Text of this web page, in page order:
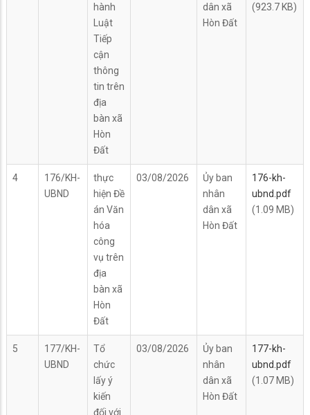
hành
Luật
Tiếp
cận
thông
tin trên
địa
bàn xã
Hòn
Đất
dân xã
Hòn Đất
(923.7 KB)
4
176/KH-
UBND
thực
hiện Đề
án Văn
hóa
công
vụ trên
địa
bàn xã
Hòn
Đất
03/08/2026
Ủy ban
nhân
dân xã
Hòn Đất
176-kh-
ubnd.pdf
(1.09 MB)
5
177/KH-
UBND
Tổ
chức
lấy ý
kiến
đối với
03/08/2026
Ủy ban
nhân
dân xã
Hòn Đất
177-kh-
ubnd.pdf
(1.07 MB)